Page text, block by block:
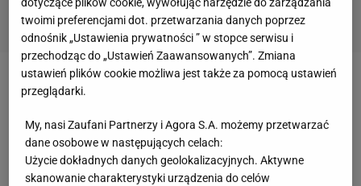
Zobacz wideo
stadionu...
twoimi preferencjami dot. przetwarzania danych poprzez
odnośnik „Ustawienia prywatności ” w stopce serwisu i
przechodząc do „Ustawień Zaawansowanych”. Zmiana
ustawień plików cookie możliwa jest także za pomocą ustawień
przeglądarki.
My, nasi Zaufani Partnerzy i Agora S.A. możemy przetwarzać
dane osobowe w następujących celach:
Użycie dokładnych danych geolokalizacyjnych. Aktywne
skanowanie charakterystyki urządzenia do celów